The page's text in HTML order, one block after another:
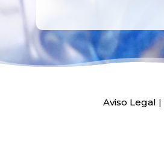
Aviso Legal |